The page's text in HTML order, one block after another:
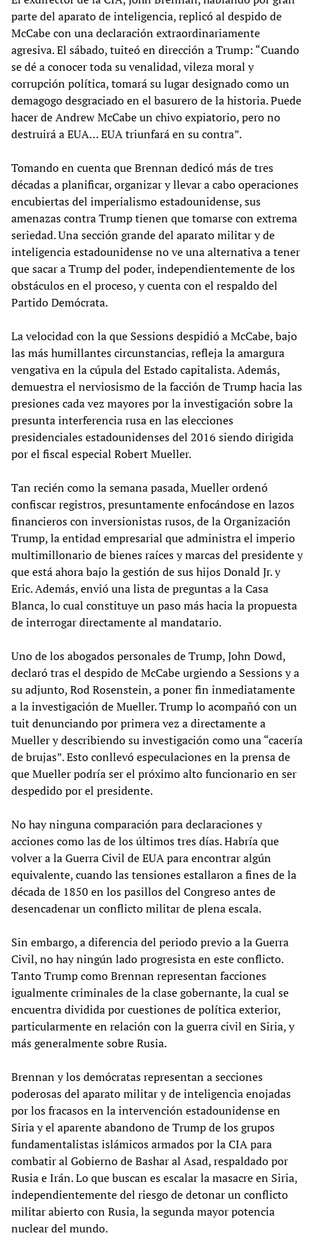
parte del aparato de inteligencia, replicó al despido de
McCabe con una declaración extraordinariamente
agresiva. El sábado, tuiteó en dirección a Trump: “Cuando
se dé a conocer toda su venalidad, vileza moral y
corrupción política, tomará su lugar designado como un
demagogo desgraciado en el basurero de la historia. Puede
hacer de Andrew McCabe un chivo expiatorio, pero no
destruirá a EUA… EUA triunfará en su contra”.
Tomando en cuenta que Brennan dedicó más de tres
décadas a planificar, organizar y llevar a cabo operaciones
encubiertas del imperialismo estadounidense, sus
amenazas contra Trump tienen que tomarse con extrema
seriedad. Una sección grande del aparato militar y de
inteligencia estadounidense no ve una alternativa a tener
que sacar a Trump del poder, independientemente de los
obstáculos en el proceso, y cuenta con el respaldo del
Partido Demócrata.
La velocidad con la que Sessions despidió a McCabe, bajo
las más humillantes circunstancias, refleja la amargura
vengativa en la cúpula del Estado capitalista. Además,
demuestra el nerviosismo de la facción de Trump hacia las
presiones cada vez mayores por la investigación sobre la
presunta interferencia rusa en las elecciones
presidenciales estadounidenses del 2016 siendo dirigida
por el fiscal especial Robert Mueller.
Tan recién como la semana pasada, Mueller ordenó
confiscar registros, presuntamente enfocándose en lazos
financieros con inversionistas rusos, de la Organización
Trump, la entidad empresarial que administra el imperio
multimillonario de bienes raíces y marcas del presidente y
que está ahora bajo la gestión de sus hijos Donald Jr. y
Eric. Además, envió una lista de preguntas a la Casa
Blanca, lo cual constituye un paso más hacia la propuesta
de interrogar directamente al mandatario.
Uno de los abogados personales de Trump, John Dowd,
declaró tras el despido de McCabe urgiendo a Sessions y a
su adjunto, Rod Rosenstein, a poner fin inmediatamente
a la investigación de Mueller. Trump lo acompañó con un
tuit denunciando por primera vez a directamente a
Mueller y describiendo su investigación como una “cacería
de brujas”. Esto conllevó especulaciones en la prensa de
que Mueller podría ser el próximo alto funcionario en ser
despedido por el presidente.
No hay ninguna comparación para declaraciones y
acciones como las de los últimos tres días. Habría que
volver a la Guerra Civil de EUA para encontrar algún
equivalente, cuando las tensiones estallaron a fines de la
década de 1850 en los pasillos del Congreso antes de
desencadenar un conflicto militar de plena escala.
Sin embargo, a diferencia del periodo previo a la Guerra
Civil, no hay ningún lado progresista en este conflicto.
Tanto Trump como Brennan representan facciones
igualmente criminales de la clase gobernante, la cual se
encuentra dividida por cuestiones de política exterior,
particularmente en relación con la guerra civil en Siria, y
más generalmente sobre Rusia.
Brennan y los demócratas representan a secciones
poderosas del aparato militar y de inteligencia enojadas
por los fracasos en la intervención estadounidense en
Siria y el aparente abandono de Trump de los grupos
fundamentalistas islámicos armados por la CIA para
combatir al Gobierno de Bashar al Asad, respaldado por
Rusia e Irán. Lo que buscan es escalar la masacre en Siria,
independientemente del riesgo de detonar un conflicto
militar abierto con Rusia, la segunda mayor potencia
nuclear del mundo.